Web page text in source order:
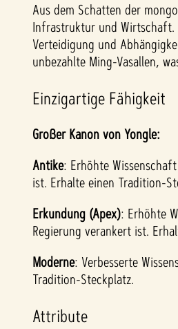
Aus dem Schatten der
Infrastruktur und Wirtschaft.
Verteidigung und
unbezahlte Ming-Vasallen,
Einzigartige Fähigkeit
Großer Kanon von Yongle:
Antike: Erhöhte
ist. Erhalte einen Tradition-
Erkundung (Apex): Erhöhte
Regierung verankert ist.
Moderne: Verbesserte
Tradition-Steckplatz.
Attribute